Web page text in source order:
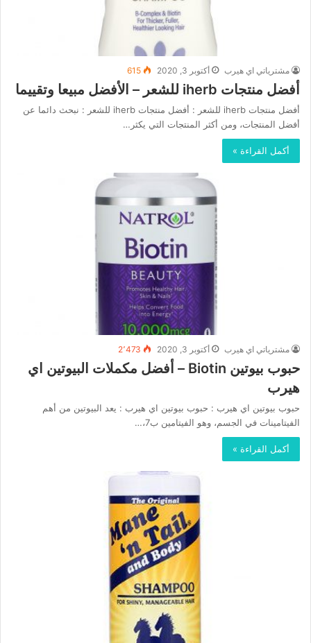
مشترياتي اي هيرب أكتوبر 3, 2020 615
أفضل منتجات iherb للشعر – الأفضل مبيعا وتقييما
أفضل منتجات iherb للشعر : أفضل منتجات iherb للشعر : نبحث دائما عن
أفضل المنتجات، ومن أكثر المنتجات التي يكثر…
أكمل القراءة »
مشترياتي اي هيرب أكتوبر 3, 2020 2٬473
حبوب بيوتين Biotin – أفضل مكملات البيوتين اي
هيرب
حبوب بيوتين اي هيرب : حبوب بيوتين اي هيرب : يعد البيوتين من أهم
الفيتامينات في الجسم، وهو الفيتامين ب7،…
أكمل القراءة »